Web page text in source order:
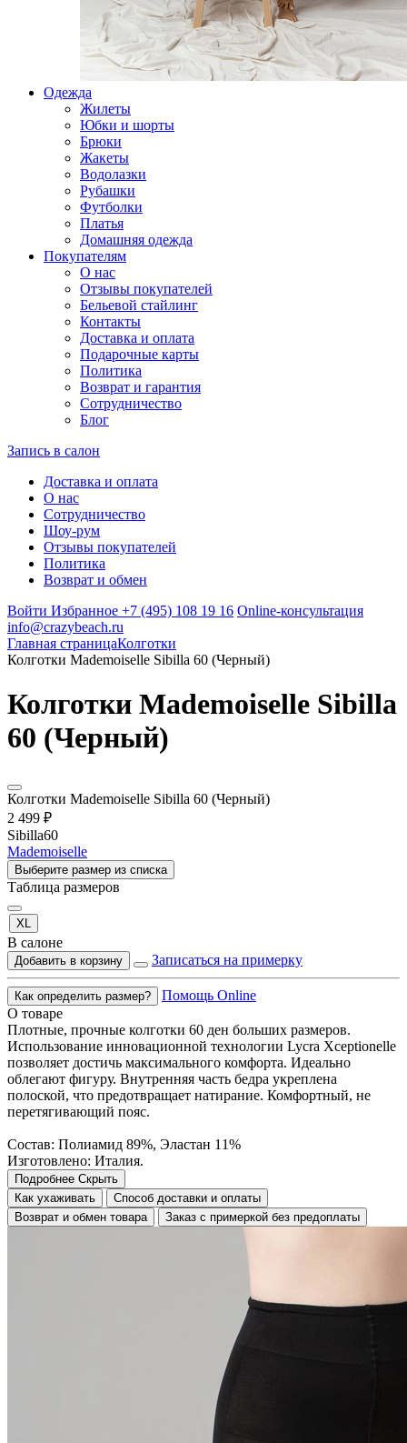
Одежда
Жилеты
Юбки и шорты
Брюки
Жакеты
Водолазки
Рубашки
Футболки
Платья
Домашняя одежда
Покупателям
О нас
Отзывы покупателей
Бельевой стайлинг
Контакты
Доставка и оплата
Подарочные карты
Политика
Возврат и гарантия
Сотрудничество
Блог
Запись в салон
Доставка и оплата
О нас
Сотрудничество
Шоу-рум
Отзывы покупателей
Политика
Возврат и обмен
Войти Избранное +7 (495) 108 19 16 Online-консультация
info@crazybeach.ru
Главная страницаКолготки
Колготки Mademoiselle Sibilla 60 (Черный)
Колготки Mademoiselle Sibilla
60 (Черный)
Колготки Mademoiselle Sibilla 60 (Черный)
2 499 ₽
Sibilla60
Mademoiselle
Выберите размер из списка
Таблица размеров
XL
В салоне
Добавить в корзину Записаться на примерку
Как определить размер?
Помощь Online
О товаре
Плотные, прочные колготки 60 ден больших размеров.
Использование инновационной технологии Lycra Xceptionelle
позволяет достичь максимального комфорта. Идеально
облегают фигуру. Внутренняя часть бедра укреплена
полоской, что предотвращает натирание. Комфортный, не
перетягивающий пояс.
Состав: Полиамид 89%, Эластан 11%
Изготовлено: Италия.
Подробнее Скрыть
Как ухаживать
Способ доставки и оплаты
Возврат и обмен товара
Заказ с примеркой без предоплаты